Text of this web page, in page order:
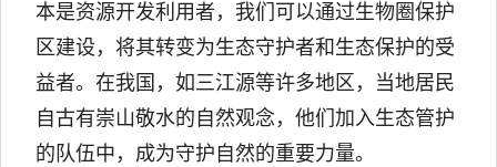
本是资源开发利用者，我们可以通过生物圈保护
区建设，将其转变为生态守护者和生态保护的受
益者。在我国，如三江源等许多地区，当地居民
自古有崇山敬水的自然观念，他们加入生态管护
的队伍中，成为守护自然的重要力量。